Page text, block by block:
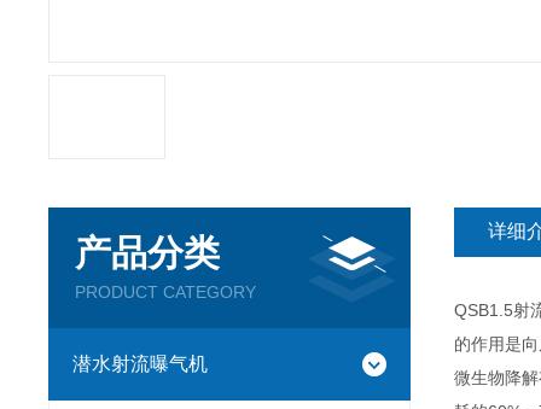
产品分类
PRODUCT CATEGORY
潜水射流曝气机
详细
QSB1.5射
的作用是
微生物降